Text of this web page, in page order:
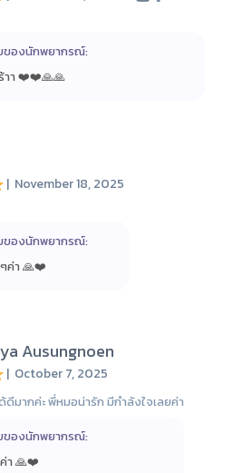
ของนักพยากรณ์:
าา ❤️❤️🙏🙏
| November 18, 2025
ของนักพยากรณ์:
ค่า 🙏❤️
Ausungnoen
| October 7, 2025
ดีมากค่ะ พี่หมอน่ารัก มีกำลังใจเลยค่า
ของนักพยากรณ์:
า 🙏❤️